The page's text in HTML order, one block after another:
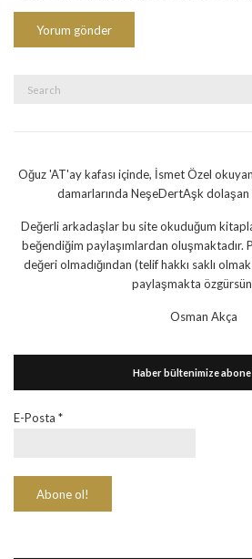
Oğuz 'AT'ay kafası içinde, İsmet Özel
damarlarında NeşeDertAşk dolaşan
Değerli arkadaşlar bu site okuduğum
beğendiğim paylaşımlardan oluşmaktadır.
değeri olmadığından (telif hakkı saklı
paylaşmakta
Osman Akça
Haber bültenimize
E-Posta *